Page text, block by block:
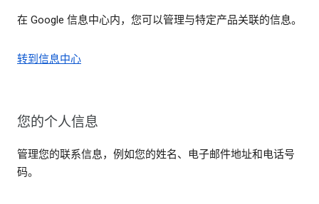
在 Google 信息中心内，您可以管理与特定产品关联的信息。
转到信息中心
您的个人信息
管理您的联系信息，例如您的姓名、电子邮件地址和电话号
码。